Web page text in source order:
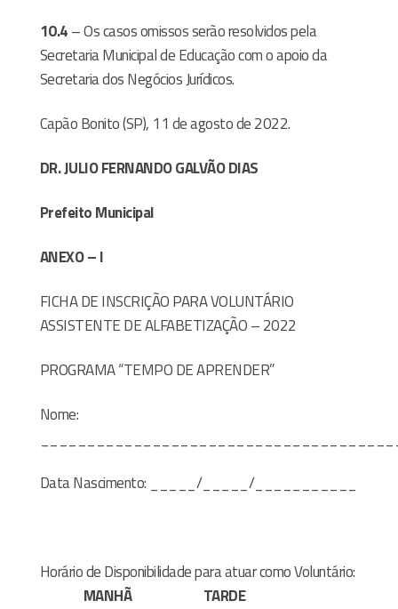
10.4– Os casos omissos serão resolvidos pela
Secretaria Municipal de Educação com o apoio da
Secretaria dos Negócios Jurídicos.
Capão Bonito (SP), 11 de agosto de 2022.
DR. JULIO FERNANDO GALVÃO DIAS
Prefeito Municipal
ANEXO – I
FICHA DE INSCRIÇÃO PARA VOLUNTÁRIO
ASSISTENTE DE ALFABETIZAÇÃO – 2022
PROGRAMA “TEMPO DE APRENDER”
Nome:
Data Nascimento: _____/_____/___________
Horário de Disponibilidade para atuar como Voluntário:
MANHÃ
TARDE